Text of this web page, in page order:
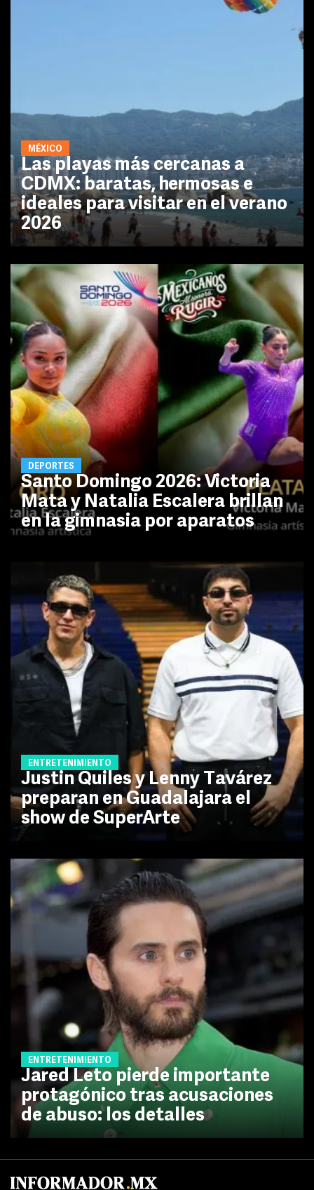
MÉXICO
Las playas más cercanas a
CDMX: baratas, hermosas e
ideales para visitar en el verano
2026
DEPORTES
Santo Domingo 2026: Victoria
Mata y Natalia Escalera brillan
en la gimnasia por aparatos
ENTRETENIMIENTO
Justin Quiles y Lenny Tavárez
preparan en Guadalajara el
show de SuperArte
ENTRETENIMIENTO
Jared Leto pierde importante
protagónico tras acusaciones
de abuso: los detalles